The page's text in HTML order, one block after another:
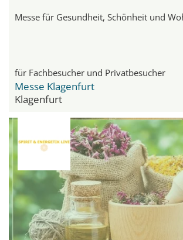
Messe für Gesundheit, Schönheit und
für Fachbesucher und Privatbesucher
Messe Klagenfurt
Klagenfurt